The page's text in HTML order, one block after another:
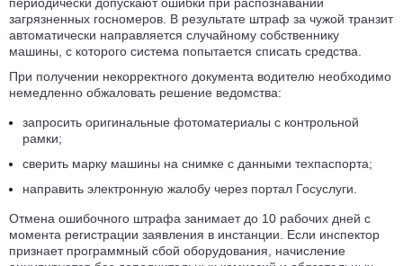
периодически допускают ошибки при распознавании
загрязненных госномеров. В результате штраф за чужой транзит
автоматически направляется случайному собственнику
машины, с которого система попытается списать средства.
При получении некорректного документа водителю необходимо
немедленно обжаловать решение ведомства:
запросить оригинальные фотоматериалы с контрольной
рамки;
сверить марку машины на снимке с данными техпаспорта;
направить электронную жалобу через портал Госуслуги.
Отмена ошибочного штрафа занимает до 10 рабочих дней с
момента регистрации заявления в инстанции. Если инспектор
признает программный сбой оборудования, начисление